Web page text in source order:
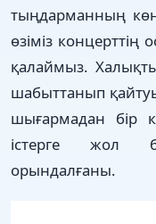
тыңдарманның
өзіміз концерттің
қалаймыз.
шабыттанып
шығармадан бір
істерге жол
орындалғаны.